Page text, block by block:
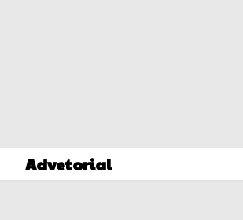
Advetorial